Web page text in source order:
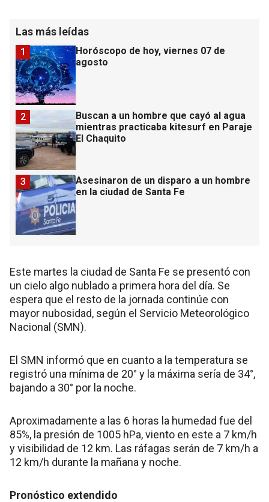
Las más leídas
Horóscopo de hoy, viernes 07 de
agosto
1
Buscan a un hombre que cayó al agua
mientras practicaba kitesurf en Paraje
El Chaquito
2
Asesinaron de un disparo a un hombre
en la ciudad de Santa Fe
3
Este martes la ciudad de Santa Fe se presentó con
un cielo algo nublado a primera hora del día. Se
espera que el resto de la jornada continúe con
mayor nubosidad, según el Servicio Meteorológico
Nacional (SMN).
El SMN informó que en cuanto a la temperatura se
registró una mínima de 20° y la máxima sería de 34°,
bajando a 30° por la noche.
Aproximadamente a las 6 horas la humedad fue del
85%, la presión de 1005 hPa, viento en este a 7 km/h
y visibilidad de 12 km. Las ráfagas serán de 7 km/h a
12 km/h durante la mañana y noche.
Pronóstico extendido